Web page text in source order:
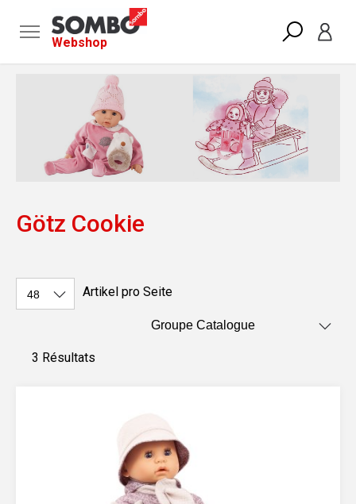
Webshop
Götz Cookie
Artikel pro Seite
3 Résultats